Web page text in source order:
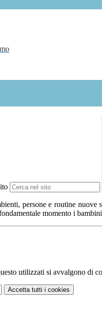
persone e routine
momento i
utilizzati si avvalgono di
Accetta tutti i cookies